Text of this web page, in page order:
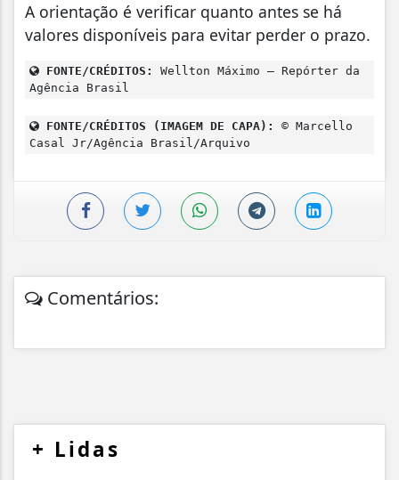
A orientação é verificar quanto antes se há
valores disponíveis para evitar perder o prazo.
FONTE/CRÉDITOS:
Wellton Máximo – Repórter da
Agência Brasil
FONTE/CRÉDITOS (IMAGEM DE CAPA):
© Marcello
Casal Jr/Agência Brasil/Arquivo
Comentários:
+ Lidas